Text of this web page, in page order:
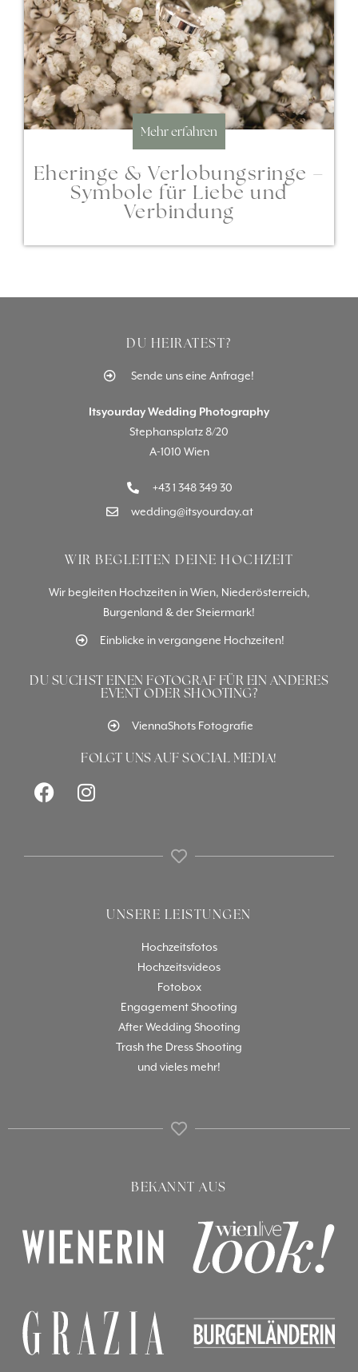
Mehr erfahren
Eheringe & Verlobungsringe –
Symbole für Liebe und
Verbindung
DU HEIRATEST?
Sende uns eine Anfrage!
Itsyourday Wedding Photography
Stephansplatz 8/20
A-1010 Wien
+43 1 348 349 30
wedding@itsyourday.at
WIR BEGLEITEN DEINE HOCHZEIT
Wir begleiten Hochzeiten in Wien, Niederösterreich,
Burgenland & der Steiermark!
Einblicke in vergangene Hochzeiten!
DU SUCHST EINEN FOTOGRAF FÜR EIN ANDERES
EVENT ODER SHOOTING?
ViennaShots Fotografie
FOLGT UNS AUF SOCIAL MEDIA!
UNSERE LEISTUNGEN
Hochzeitsfotos
Hochzeitsvideos
Fotobox
Engagement Shooting
After Wedding Shooting
Trash the Dress Shooting
und vieles mehr!
BEKANNT AUS